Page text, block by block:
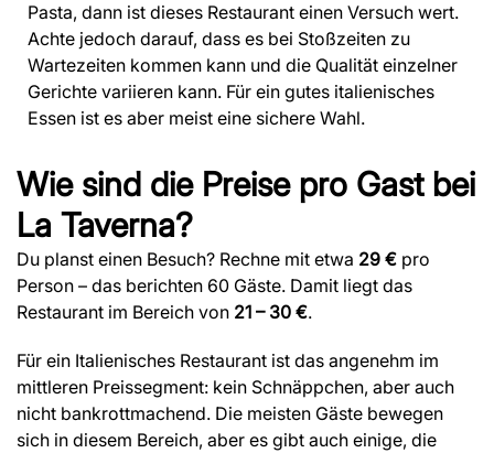
Pasta, dann ist dieses Restaurant einen Versuch wert.
Achte jedoch darauf, dass es bei Stoßzeiten zu
Wartezeiten kommen kann und die Qualität einzelner
Gerichte variieren kann. Für ein gutes italienisches
Essen ist es aber meist eine sichere Wahl.
Wie sind die Preise pro Gast bei
La Taverna?
Du planst einen Besuch? Rechne mit etwa 29 € pro
Person – das berichten 60 Gäste. Damit liegt das
Restaurant im Bereich von 21 – 30 €.
Für ein Italienisches Restaurant ist das angenehm im
mittleren Preissegment: kein Schnäppchen, aber auch
nicht bankrottmachend. Die meisten Gäste bewegen
sich in diesem Bereich, aber es gibt auch einige, die